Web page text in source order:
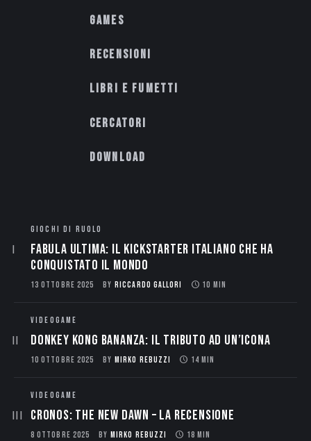
Games
Recensioni
Libri e fumetti
Cercatori
Download
GIOCHI DI RUOLO
Fabula Ultima: il Kickstarter italiano che ha
conquistato il mondo
13 OTTOBRE 2025 BY RICCARDO GALLORI 10 MIN
VIDEOGAME
Donkey Kong Bananza: Il Tributo ad un’Icona
10 OTTOBRE 2025 BY MIRKO REBUZZI 14 MIN
VIDEOGAME
CRONOS: THE NEW DAWN – La Recensione
8 OTTOBRE 2025 BY MIRKO REBUZZI 18 MIN